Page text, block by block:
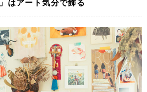
はアート気分で飾る